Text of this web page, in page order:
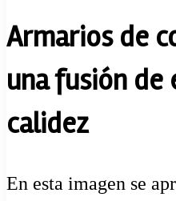
Armarios de
una fusión de
calidez
En esta imagen se